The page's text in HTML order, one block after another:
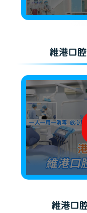
維港口
維港口